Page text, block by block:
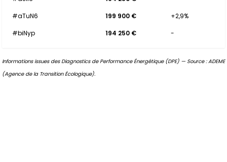
#aTuN6
199 900 €
+2,9%
#biNyp
194 250 € -
Informations issues des Diagnostics de Performance Énergétique (DPE) — Source : ADEME
(Agence de la Transition Écologique).